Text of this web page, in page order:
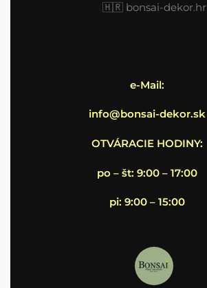
🇭🇷 bonsai-dekor.hr
e-Mail:
info@bonsai-dekor.sk
OTVÁRACIE HODINY:
po – št: 9:00 – 17:00
pi: 9:00 – 15:00